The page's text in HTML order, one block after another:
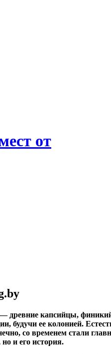
от
ее колонией.
со временем стали
и его история.